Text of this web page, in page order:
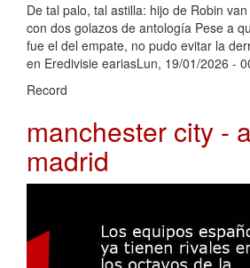
De tal palo, tal astilla: hijo de Robin
con dos golazos de antología Pese a
fue el del empate, no pudo evitar la
en Eredivisie eariasLun, 19/01/2026 -
Record
manchester city -
madrid